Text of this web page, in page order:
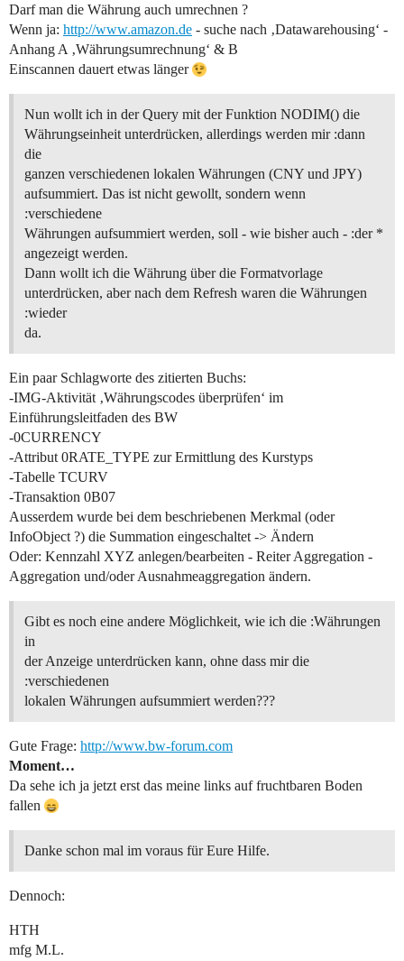
Darf man die Währung auch umrechnen ?
Wenn ja: http://www.amazon.de - suche nach ‚Datawarehousing‘ -
Anhang A ‚Währungsumrechnung‘ & B
Einscannen dauert etwas länger
Nun wollt ich in der Query mit der Funktion NODIM() die
Währungseinheit unterdrücken, allerdings werden mir :dann
die
ganzen verschiedenen lokalen Währungen (CNY und JPY)
aufsummiert. Das ist nicht gewollt, sondern wenn
:verschiedene
Währungen aufsummiert werden, soll - wie bisher auch - :der *
angezeigt werden.
Dann wollt ich die Währung über die Formatvorlage
unterdrücken, aber nach dem Refresh waren die Währungen
:wieder
da.
Ein paar Schlagworte des zitierten Buchs:
-IMG-Aktivität ‚Währungscodes überprüfen‘ im
Einführungsleitfaden des BW
-0CURRENCY
-Attribut 0RATE_TYPE zur Ermittlung des Kurstyps
-Tabelle TCURV
-Transaktion 0B07
Ausserdem wurde bei dem beschriebenen Merkmal (oder
InfoObject ?) die Summation eingeschaltet -> Ändern
Oder: Kennzahl XYZ anlegen/bearbeiten - Reiter Aggregation -
Aggregation und/oder Ausnahmeaggregation ändern.
Gibt es noch eine andere Möglichkeit, wie ich die :Währungen
in
der Anzeige unterdrücken kann, ohne dass mir die
:verschiedenen
lokalen Währungen aufsummiert werden???
Gute Frage: http://www.bw-forum.com
Moment…
Da sehe ich ja jetzt erst das meine links auf fruchtbaren Boden
fallen
Danke schon mal im voraus für Eure Hilfe.
Dennoch:
HTH
mfg M.L.